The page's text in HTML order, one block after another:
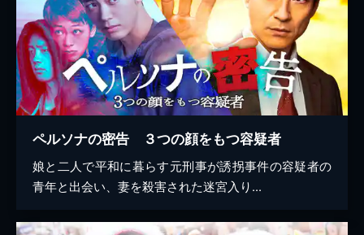
ペルソナの密告 ３つの顔をもつ容疑者
娘と二人で平和に暮らす元刑事が誘拐事件の容疑者の
青年と出会い、妻を殺害された迷宮入り...